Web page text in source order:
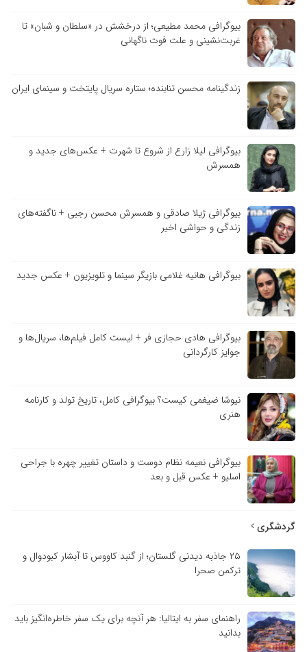
بیوگرافی محمد مطیعی؛ از درخشش در «سلطان و شبان» تا
غربت‌نشینی و علت فوت ناگهانی
زندگینامه محسن تنابنده؛ ستاره سریال پایتخت و سینمای ایران
بیوگرافی لیلا زارع از شروع تا شهرت + عکس‌های جدید و
همسرش
بیوگرافی ژیلا صادقی و همسرش محسن رجبی + ناگفته‌های
زندگی و حواشی اخیر
بیوگرافی هانیه غلامی بازیگر سینما و تلویزیون + عکس جدید
بیوگرافی هادی حجازی فر + لیست کامل فیلم‌ها، سریال‌ها و
جوایز کارگردانی
نیوشا ضیغمی کیست؟ بیوگرافی کامل، تاریخ تولد و کارنامه
هنری
بیوگرافی نعیمه نظام دوست و داستان تغییر چهره با جراحی
اسلیو + عکس قبل و بعد
گردشگری
۲۵ جاذبه دیدنی گلستان؛ از گنبد کاووس تا آبشار کبودوال و
ترکمن صحرا
راهنمای سفر به ایتالیا: هر آنچه برای یک سفر خاطره‌انگیز باید
بدانید